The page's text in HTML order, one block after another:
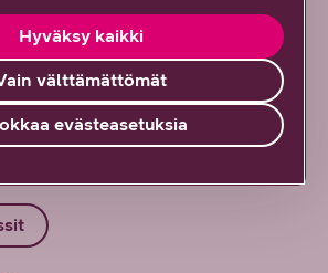
– Suomen kasvuyrityskentän
Gailyn näkökulmasta
Yrityksille
välttämättömät
Hyväksy kaikki
evästeasetuksia